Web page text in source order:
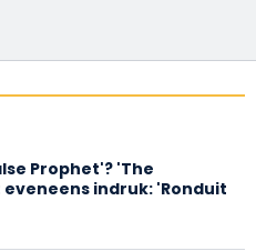
Prophet'? 'The
indruk: 'Ronduit